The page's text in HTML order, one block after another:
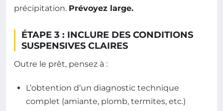
précipitation. Prévoyez large.
ÉTAPE 3 : INCLURE DES CONDITIONS
SUSPENSIVES CLAIRES
Outre le prêt, pensez à :
L’obtention d’un diagnostic technique
complet (amiante, plomb, termites, etc.)